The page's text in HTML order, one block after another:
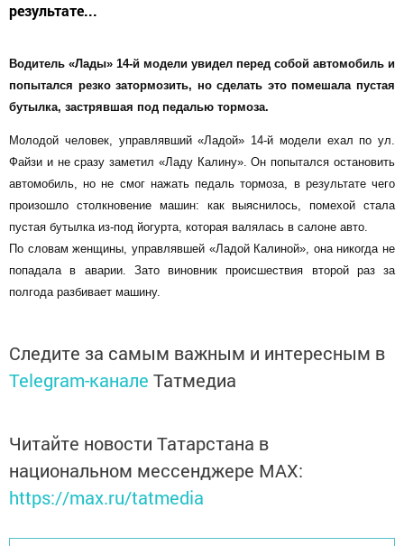
результате...
Водитель «Лады» 14-й модели увидел перед собой автомобиль и
попытался резко затормозить, но сделать это помешала пустая
бутылка, застрявшая под педалью тормоза.
Молодой человек, управлявший «Ладой» 14-й модели ехал по ул.
Файзи и не сразу заметил «Ладу Калину». Он попытался остановить
автомобиль, но не смог нажать педаль тормоза, в результате чего
произошло столкновение машин: как выяснилось, помехой стала
пустая бутылка из-под йогурта, которая валялась в салоне авто.
По словам женщины, управлявшей «Ладой Калиной», она никогда не
попадала в аварии. Зато виновник происшествия второй раз за
полгода разбивает машину.
Следите за самым важным и интересным в
Telegram-канале Татмедиа
Читайте новости Татарстана в
национальном мессенджере MАХ:
https://max.ru/tatmedia